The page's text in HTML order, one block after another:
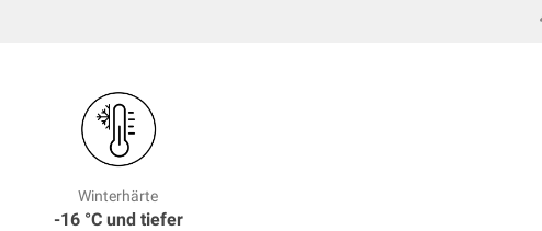
Winterhärte
-16 °C und tiefer